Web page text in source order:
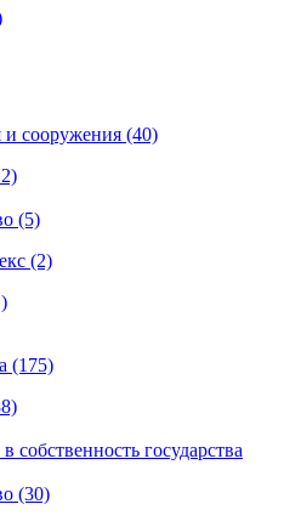
и сооружения (40)
(5)
(2)
(175)
государства
(30)